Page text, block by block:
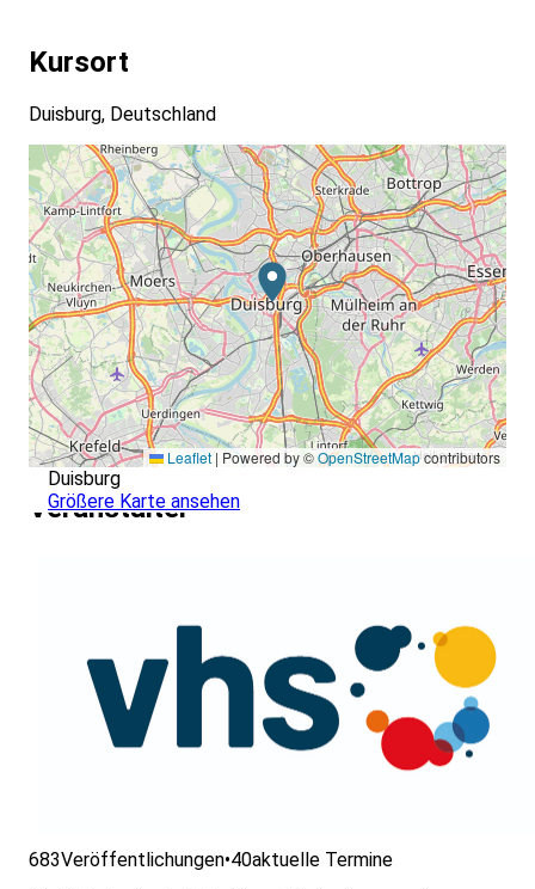
Kursort
Duisburg, Deutschland
Leaflet | Powered by ©OpenStreetMapcontributors
Duisburg
Größere Karte ansehen
Veranstalter
683Veröffentlichungen•40aktuelle Termine